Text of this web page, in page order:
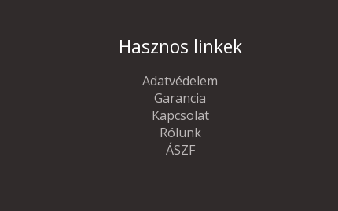
Hasznos linkek
Adatvédelem
Garancia
Kapcsolat
Rólunk
ÁSZF